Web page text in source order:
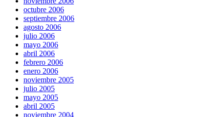
octubre 2006
septiembre 2006
agosto 2006
julio 2006
mayo 2006
abril 2006
febrero 2006
enero 2006
noviembre 2005
julio 2005
mayo 2005
abril 2005
noviembre 2004